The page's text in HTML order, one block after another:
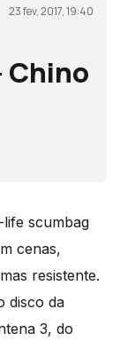
23 fev, 2017, 19:40
Chino
scumbag
cenas,
resistente.
disco da
3, do